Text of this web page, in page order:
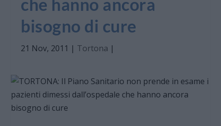
che hanno ancora
bisogno di cure
21 Nov, 2011 | Tortona |